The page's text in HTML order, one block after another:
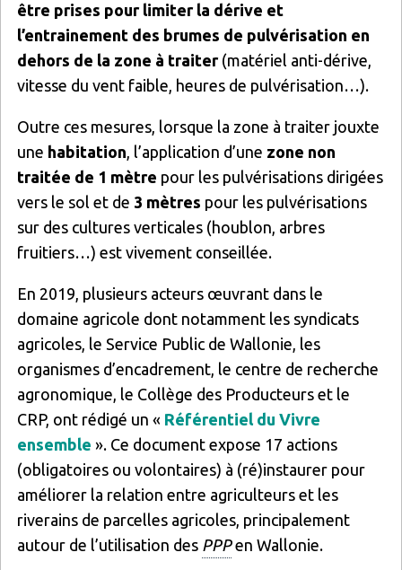
être prises pour limiter la dérive et
l’entrainement des brumes de pulvérisation en
dehors de la zone à traiter(matériel anti-dérive,
vitesse du vent faible, heures de pulvérisation…).
Outre ces mesures, lorsque la zone à traiter jouxte
une habitation, l’application d’une zone non
traitée de 1 mètre pour les pulvérisations dirigées
vers le sol et de 3 mètres pour les pulvérisations
sur des cultures verticales (houblon, arbres
fruitiers…) est vivement conseillée.
En 2019, plusieurs acteurs œuvrant dans le
domaine agricole dont notamment les syndicats
agricoles, le Service Public de Wallonie, les
organismes d’encadrement, le centre de recherche
agronomique, le Collège des Producteurs et le
CRP, ont rédigé un « Référentiel du Vivre
ensemble ». Ce document expose 17 actions
(obligatoires ou volontaires) à (ré)instaurer pour
améliorer la relation entre agriculteurs et les
riverains de parcelles agricoles, principalement
autour de l’utilisation des PPPen Wallonie.